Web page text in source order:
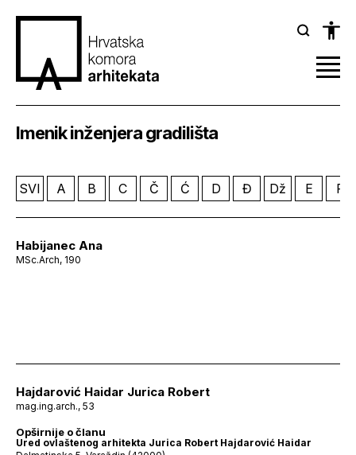
Imenik inženjera gradilišta
SVI A B C Č Ć D Đ Dž E F
Habijanec Ana
MSc.Arch, 190
Hajdarović Haidar Jurica Robert
mag.ing.arch., 53
Opširnije o članu
Ured ovlaštenog arhitekta Jurica Robert Hajdarović Haidar